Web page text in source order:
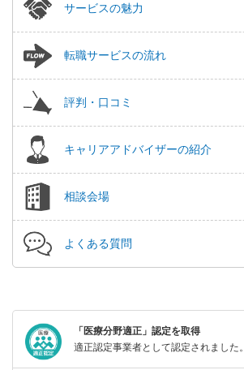
サービスの魅力
転職サービスの流れ
評判・口コミ
キャリアアドバイザーの紹介
相談会場
よくある質問
「医療分野適正」認定を取得
適正認定事業者として認定されました。